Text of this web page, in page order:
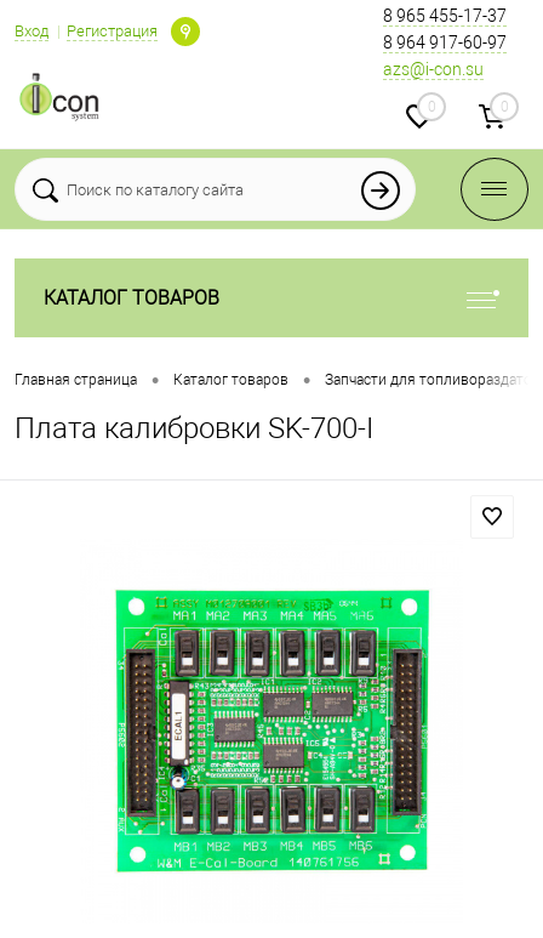
Вход Регистрация
8 965 455-17-37
8 964 917-60-97
azs@i-con.su
0 0
КАТАЛОГ ТОВАРОВ
Главная страница • Каталог товаров • Запчасти для
Плата калибровки SK-700-I